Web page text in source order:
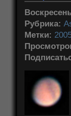
Рубрика:
Метки: